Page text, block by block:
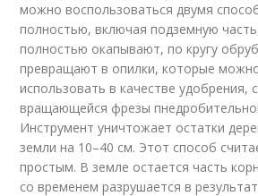
можно воспользоваться двумя
полностью, включая подземную
полностью окапывают, по кругу
превращают в опилки, которые
использовать в качестве
вращающейся фрезы
Инструмент уничтожает остатки
земли на 10–40 см. Этот способ
простым. В земле остается часть
со временем разрушается в